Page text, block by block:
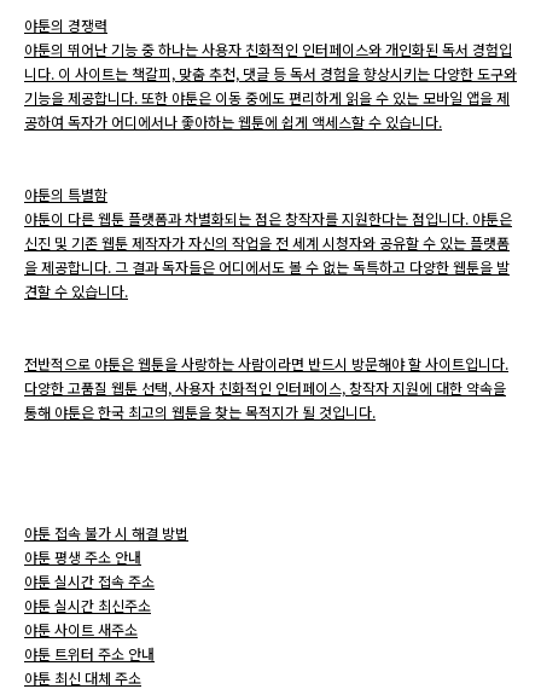
야툰의 경쟁력
야툰의 뛰어난 기능 중 하나는 사용자 친화적인 인터페이스와 개인화된 독서 경험입
니다. 이 사이트는 책갈피, 맞춤 추천, 댓글 등 독서 경험을 향상시키는 다양한 도구와
기능을 제공합니다. 또한 야툰은 이동 중에도 편리하게 읽을 수 있는 모바일 앱을 제
공하여 독자가 어디에서나 좋아하는 웹툰에 쉽게 액세스할 수 있습니다.
야툰의 특별함
야툰이 다른 웹툰 플랫폼과 차별화되는 점은 창작자를 지원한다는 점입니다. 야툰은
신진 및 기존 웹툰 제작자가 자신의 작업을 전 세계 시청자와 공유할 수 있는 플랫폼
을 제공합니다. 그 결과 독자들은 어디에서도 볼 수 없는 독특하고 다양한 웹툰을 발
견할 수 있습니다.
전반적으로 야툰은 웹툰을 사랑하는 사람이라면 반드시 방문해야 할 사이트입니다.
다양한 고품질 웹툰 선택, 사용자 친화적인 인터페이스, 창작자 지원에 대한 약속을
통해 야툰은 한국 최고의 웹툰을 찾는 목적지가 될 것입니다.
야툰 접속 불가 시 해결 방법
야툰 평생 주소 안내
야툰 실시간 접속 주소
야툰 실시간 최신주소
야툰 사이트 새주소
야툰 트위터 주소 안내
야툰 최신 대체 주소